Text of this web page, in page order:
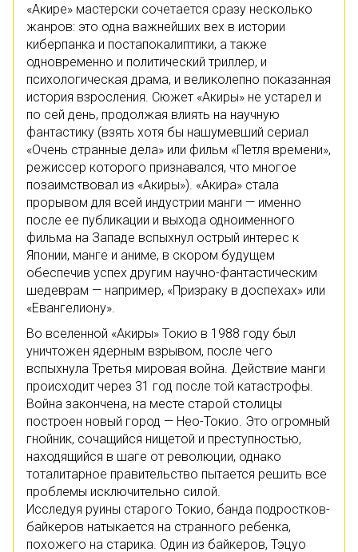
«Акире» мастерски сочетается сразу несколько
жанров: это одна важнейших вех в истории
киберпанка и постапокалиптики, а также
одновременно и политический триллер, и
психологическая драма, и великолепно показанная
история взросления. Сюжет «Акиры» не устарел и
по сей день, продолжая влиять на научную
фантастику (взять хотя бы нашумевший сериал
«Очень странные дела» или фильм «Петля времени»,
режиссер которого признавался, что многое
позаимствовал из «Акиры»). «Акира» стала
прорывом для всей индустрии манги — именно
после ее публикации и выхода одноименного
фильма на Западе вспыхнул острый интерес к
Японии, манге и аниме, в скором будущем
обеспечив успех другим научно-фантастическим
шедеврам — например, «Призраку в доспехах» или
«Евангелиону».
Во вселенной «Акиры» Токио в 1988 году был
уничтожен ядерным взрывом, после чего
вспыхнула Третья мировая война. Действие манги
происходит через 31 год после той катастрофы.
Война закончена, на месте старой столицы
построен новый город — Нео-Токио. Это огромный
гнойник, сочащийся нищетой и преступностью,
находящийся в шаге от революции, однако
тоталитарное правительство пытается решить все
проблемы исключительно силой.
Исследуя руины старого Токио, банда подростков-
байкеров натыкается на странного ребенка,
похожего на старика. Один из байкеров, Тэцуо